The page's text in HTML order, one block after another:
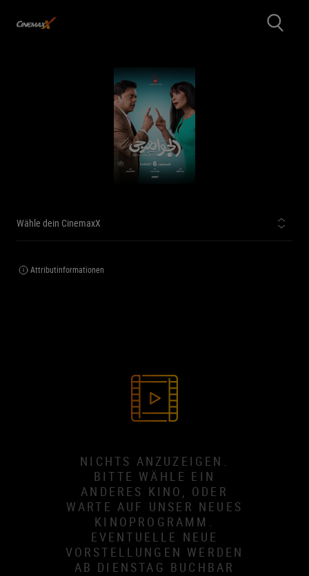
Wähle dein CinemaxX
Attributinformationen
NICHTS ANZUZEIGEN.
BITTE WÄHLE EIN
ANDERES KINO, ODER
WARTE AUF UNSER NEUES
KINOPROGRAMM.
EVENTUELLE NEUE
VORSTELLUNGEN WERDEN
AB DIENSTAG BUCHBAR